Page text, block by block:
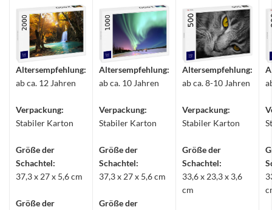
Altersempfehlung:
ab ca. 12 Jahren
Verpackung:
Stabiler Karton
Größe der
Schachtel:
37,3 x 27 x 5,6 cm
Größe der
Altersempfehlung:
ab ca. 10 Jahren
Verpackung:
Stabiler Karton
Größe der
Schachtel:
37,3 x 27 x 5,6 cm
Größe der
Altersempfehlung:
ab ca. 8-10 Jahren
Verpackung:
Stabiler Karton
Größe der
Schachtel:
33,6 x 23,3 x 3,6
cm